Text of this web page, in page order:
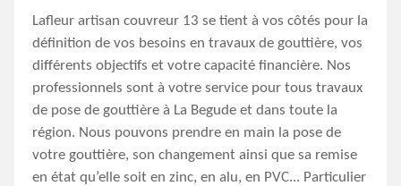
Lafleur artisan couvreur 13 se tient à vos côtés pour la
définition de vos besoins en travaux de gouttière, vos
différents objectifs et votre capacité financière. Nos
professionnels sont à votre service pour tous travaux
de pose de gouttière à La Begude et dans toute la
région. Nous pouvons prendre en main la pose de
votre gouttière, son changement ainsi que sa remise
en état qu’elle soit en zinc, en alu, en PVC... Particulier